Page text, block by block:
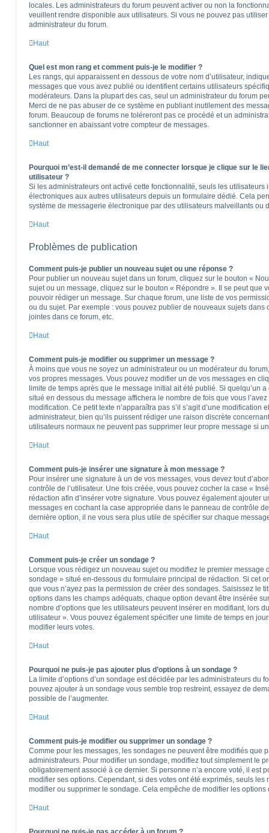
locales. Les administrateurs du forum peuvent activer ou non la
veuillent rendre disponible aux utilisateurs. Si vous ne pouvez pas
administrateur du forum.
Haut
Quel est mon rang et comment puis-je le modifier ?
Les rangs, qui apparaissent en dessous de votre nom d’utilisateur,
messages que vous avez publié ou identifient certains utilisateurs
modérateurs. Dans la plupart des cas, seul un administrateur du forum
Merci de ne pas abuser de ce système en publiant inutilement des
forum. Beaucoup de forums ne toléreront pas ce procédé et un
sanctionner en abaissant votre compteur de messages.
Haut
Pourquoi m’est-il demandé de me connecter lorsque je clique sur le
utilisateur ?
Si les administrateurs ont activé cette fonctionnalité, seuls les
électroniques aux autres utilisateurs depuis un formulaire dédié. Cela
système de messagerie électronique par des utilisateurs malveillants ou
Haut
Problèmes de publication
Comment puis-je publier un nouveau sujet ou une réponse ?
Pour publier un nouveau sujet dans un forum, cliquez sur le bouton «
sujet ou un message, cliquez sur le bouton « Répondre ». Il se peut que
pouvoir rédiger un message. Sur chaque forum, une liste de vos
ou du sujet. Par exemple : vous pouvez publier de nouveaux sujets dans
jointes dans ce forum, etc.
Haut
Comment puis-je modifier ou supprimer un message ?
À moins que vous ne soyez un administrateur ou un modérateur du
vos propres messages. Vous pouvez modifier un de vos messages en
limite de temps après que le message initial ait été publié. Si quelqu’un
situé en dessous du message affichera le nombre de fois que vous
modification. Ce petit texte n’apparaîtra pas s’il s’agit d’une modification
administrateur, bien qu’ils puissent rédiger une raison discrète
utilisateurs normaux ne peuvent pas supprimer leur propre message si
Haut
Comment puis-je insérer une signature à mon message ?
Pour insérer une signature à un de vos messages, vous devez tout
contrôle de l’utilisateur. Une fois créée, vous pouvez cocher la case «
rédaction afin d’insérer votre signature. Vous pouvez également ajouter
messages en cochant la case appropriée dans le panneau de contrôle
dernière option, il ne vous sera plus utile de spécifier sur chaque
Haut
Comment puis-je créer un sondage ?
Lorsque vous rédigez un nouveau sujet ou modifiez le premier message
sondage » situé en-dessous du formulaire principal de rédaction. Si cet
que vous n’ayez pas la permission de créer des sondages. Saisissez le
options dans les champs adéquats, chaque option devant être insérée
nombre d’options que les utilisateurs peuvent insérer en modifiant, lors
utilisateur ». Vous pouvez également spécifier une limite de temps en
modifier leurs votes.
Haut
Pourquoi ne puis-je pas ajouter plus d’options à un sondage ?
La limite d’options d’un sondage est décidée par les administrateurs du
pouvez ajouter à un sondage vous semble trop restreint, essayez de
possible de l’augmenter.
Haut
Comment puis-je modifier ou supprimer un sondage ?
Comme pour les messages, les sondages ne peuvent être modifiés que
administrateurs. Pour modifier un sondage, modifiez tout simplement le
obligatoirement associé à ce dernier. Si personne n’a encore voté, il est
modifier ses options. Cependant, si des votes ont été exprimés, seuls
modifier ou supprimer le sondage. Cela empêche de modifier les options
Haut